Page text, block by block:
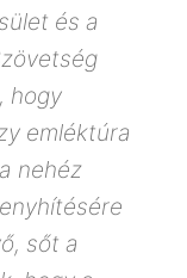
és a
hogy
emléktúra
nehéz
sőt a